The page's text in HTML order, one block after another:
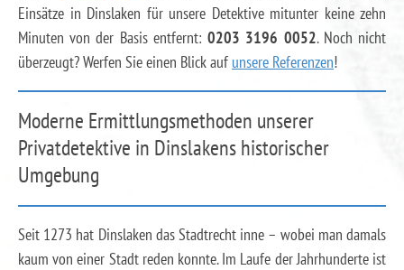
Einsätze in Dinslaken für unsere Detektive mitunter keine zehn
Minuten von der Basis entfernt:0203 3196 0052. Noch nicht
überzeugt? Werfen Sie einen Blick auf unsere Referenzen!
Moderne Ermittlungsmethoden unserer
Privatdetektive in Dinslakens historischer
Umgebung
Seit 1273 hat Dinslaken das Stadtrecht inne – wobei man damals
kaum von einer Stadt reden konnte. Im Laufe der Jahrhunderte ist